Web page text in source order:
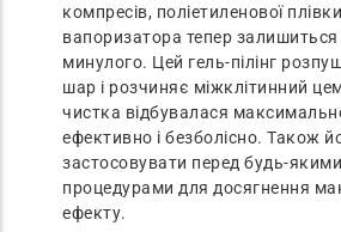
компресів, поліетиленової плівки
вапоризатора тепер
минулого. Цей гель-пілінг
шар і розчиняє міжклітинний
чистка відбувалася
ефективно і безболісно. Також
застосовувати перед будь-
процедурами для досягнення
ефекту.